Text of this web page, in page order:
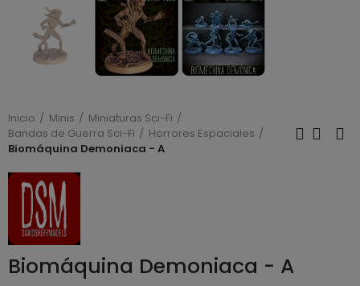
Inicio Minis
Miniaturas Sci-Fi
Bandas de Guerra Sci-Fi
Horrores Espaciales
Biomáquina Demoniaca - A
Biomáquina Demoniaca - A